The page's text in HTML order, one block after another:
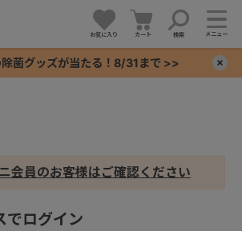
お気に入り カート 検索 メニュー
菌グッズが当たる！8/31まで >>
会員のお客様はご確認ください
でログイン